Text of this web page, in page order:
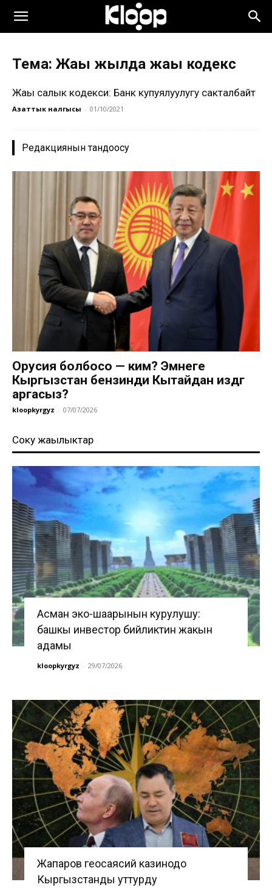
Тема: Жаңы жылда жаңы кодекс
Жаңы салык кодекси: Банк купуялуулугу сакталбайт
Азаттык үналгысы - 01/10/2021
Редакциянын тандоосу
Орусия болбосо — ким? Эмнеге
Кыргызстан бензинди Кытайдан издөөгө
аргасыз?
kloopkyrgyz - 07/07/2026
Соңку жаңылыктар
Асман эко-шаарынын курулушу:
башкы инвестор бийликтин жакын
адамы
kloopkyrgyz - 29/07/2026
Жапаров геосаясий казинодо
Кыргызстанды уттурду